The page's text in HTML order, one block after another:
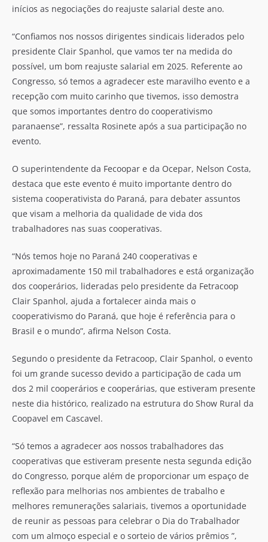
inícios as negociações do reajuste salarial deste ano.
“Confiamos nos nossos dirigentes sindicais liderados pelo
presidente Clair Spanhol, que vamos ter na medida do
possível, um bom reajuste salarial em 2025. Referente ao
Congresso, só temos a agradecer este maravilho evento e a
recepção com muito carinho que tivemos, isso demostra
que somos importantes dentro do cooperativismo
paranaense”, ressalta Rosinete após a sua participação no
evento.
O superintendente da Fecoopar e da Ocepar, Nelson Costa,
destaca que este evento é muito importante dentro do
sistema cooperativista do Paraná, para debater assuntos
que visam a melhoria da qualidade de vida dos
trabalhadores nas suas cooperativas.
“Nós temos hoje no Paraná 240 cooperativas e
aproximadamente 150 mil trabalhadores e está organização
dos cooperários, lideradas pelo presidente da Fetracoop
Clair Spanhol, ajuda a fortalecer ainda mais o
cooperativismo do Paraná, que hoje é referência para o
Brasil e o mundo”, afirma Nelson Costa.
Segundo o presidente da Fetracoop, Clair Spanhol, o evento
foi um grande sucesso devido a participação de cada um
dos 2 mil cooperários e cooperárias, que estiveram presente
neste dia histórico, realizado na estrutura do Show Rural da
Coopavel em Cascavel.
“Só temos a agradecer aos nossos trabalhadores das
cooperativas que estiveram presente nesta segunda edição
do Congresso, porque além de proporcionar um espaço de
reflexão para melhorias nos ambientes de trabalho e
melhores remunerações salariais, tivemos a oportunidade
de reunir as pessoas para celebrar o Dia do Trabalhador
com um almoço especial e o sorteio de vários prêmios ”,